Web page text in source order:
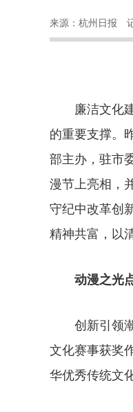
来源：杭州日报
廉洁文化建
的重要支撑。
部主办，驻市
漫节上亮相，
守纪中改革创
精神共富，以
动漫之光点
创新引领潮
文化赛事获奖
华优秀传统文